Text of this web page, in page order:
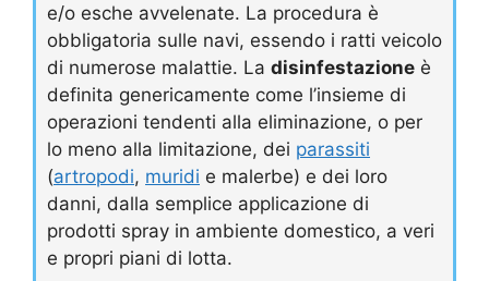
e/o esche avvelenate. La procedura è
obbligatoria sulle navi, essendo i ratti veicolo
di numerose malattie. La disinfestazione è
definita genericamente come l’insieme di
operazioni tendenti alla eliminazione, o per
lo meno alla limitazione, dei parassiti
(artropodi, muridi e malerbe) e dei loro
danni, dalla semplice applicazione di
prodotti spray in ambiente domestico, a veri
e propri piani di lotta.